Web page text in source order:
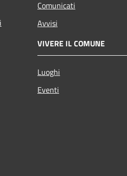
Comunicati
Avvisi
VIVERE IL COMUNE
Luoghi
Eventi